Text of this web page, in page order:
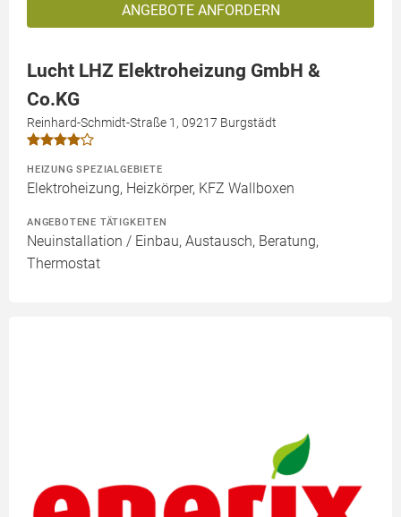
ANGEBOTE ANFORDERN
Lucht LHZ Elektroheizung GmbH &
Co.KG
Reinhard-Schmidt-Straße 1, 09217 Burgstädt
HEIZUNG SPEZIALGEBIETE
Elektroheizung, Heizkörper, KFZ Wallboxen
ANGEBOTENE TÄTIGKEITEN
Neuinstallation / Einbau, Austausch, Beratung,
Thermostat